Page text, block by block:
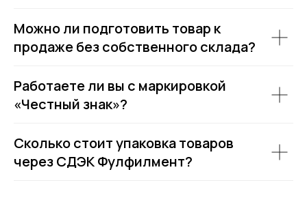
Можно ли подготовить товар к
продаже без собственного склада?
Работаете ли вы с маркировкой
«Честный знак»?
Сколько стоит упаковка товаров
через СДЭК Фулфилмент?